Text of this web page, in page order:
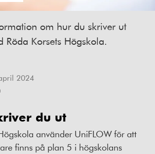
om hur du skriver ut
Röda Korsets Högskola.
2024
du ut
använder UniFLOW för att
finns på plan 5 i högskolans